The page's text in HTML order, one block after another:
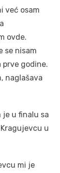
već osam
ovde.
se nisam
prve godine.
naglašava
u finalu sa
u
mi je